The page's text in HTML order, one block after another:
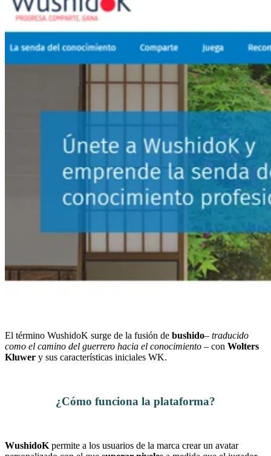
El término WushidoK surge de la fusión de bushido– traducido
como el camino del guerrero hacia el conocimiento – con Wolters
Kluwer y sus características iniciales WK.
¿Cómo funciona la plataforma?
WushidoK permite a los usuarios de la marca crear un avatar